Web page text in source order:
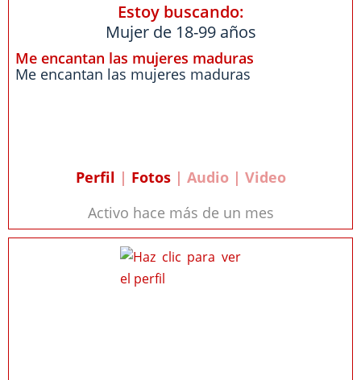
Estoy buscando:
Mujer de 18-99 años
Me encantan las mujeres maduras
Me encantan las mujeres maduras
Perfil | Fotos| Audio | Video
Activo hace más de un mes